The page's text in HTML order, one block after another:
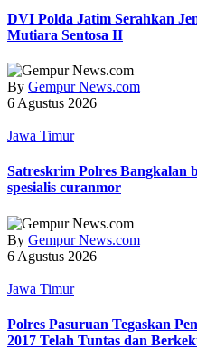
DVI Polda Jatim Serahkan
Mutiara Sentosa II
By Gempur News.com
6 Agustus 2026
Jawa Timur
Satreskrim Polres Bangkalan
spesialis curanmor
By Gempur News.com
6 Agustus 2026
Jawa Timur
Polres Pasuruan Tegaskan
2017 Telah Tuntas dan